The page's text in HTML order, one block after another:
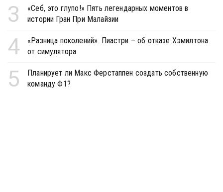
3
«Себ, это глупо!» Пять легендарных моментов в
истории Гран При Малайзии
4
«Разница поколений». Пиастри – об отказе Хэмилтона
от симулятора
5
Планирует ли Макс Ферстаппен создать собственную
команду Ф1?